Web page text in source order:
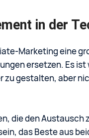
in der
Marketing eine
ersetzen. Es
zu gestalten, aber
die den
das Beste aus